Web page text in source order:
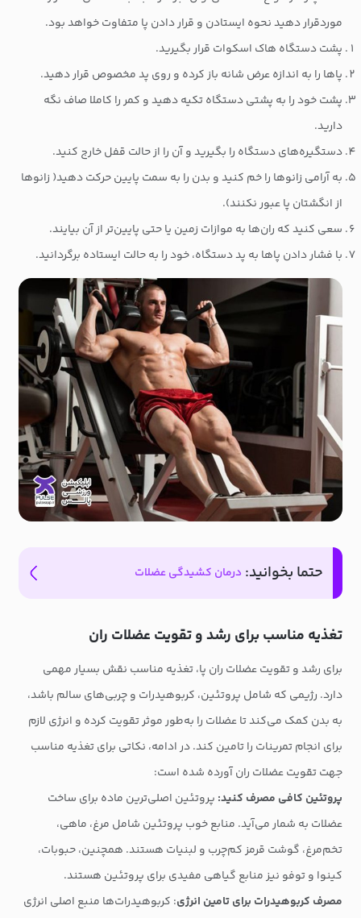
موردقرار دهید نحوه ایستادن و قرار دادن پا متفاوت خواهد بود.
پشت دستگاه هاک اسکوات قرار بگیرید.
پاها را به اندازه عرض شانه باز کرده و روی پد مخصوص قرار دهید.
پشت خود را به پشتی دستگاه تکیه دهید و کمر را کاملا صاف نگه
دارید.
دستگیره‌های دستگاه را بگیرید و آن را از حالت قفل خارج کنید.
به آرامی زانوها را خم کنید و بدن را به سمت پایین حرکت دهید( زانوها
از انگشتان پا عبور نکنند).
سعی کنید که ران‌ها به موازات زمین یا حتی پایین‌تر از آن بیایند.
با فشار دادن پاها به پد دستگاه، خود را به حالت ایستاده برگردانید.
حتما بخوانید: درمان کشیدگی عضلات
تغذیه مناسب برای رشد و تقویت عضلات ران
برای رشد و تقویت عضلات ران پا، تغذیه مناسب نقش بسیار مهمی
دارد. رژیمی که شامل پروتئین، کربوهیدرات و چربی‌های سالم باشد،
به بدن کمک می‌کند تا عضلات را به‌طور موثر تقویت کرده و انرژی لازم
برای انجام تمرینات را تامین کند. در ادامه، نکاتی برای تغذیه مناسب
جهت تقویت عضلات ران آورده شده است:
پروتئین کافی مصرف کنید: پروتئین اصلی‌ترین ماده برای ساخت
عضلات به شمار می‌آید. منابع خوب پروتئین شامل مرغ، ماهی،
تخم‌مرغ، گوشت قرمز کم‌چرب و لبنیات هستند. همچنین، حبوبات،
کینوا و توفو نیز منابع گیاهی مفیدی برای پروتئین هستند.
مصرف کربوهیدرات برای تامین انرژی: کربوهیدرات‌ها منبع اصلی انرژی